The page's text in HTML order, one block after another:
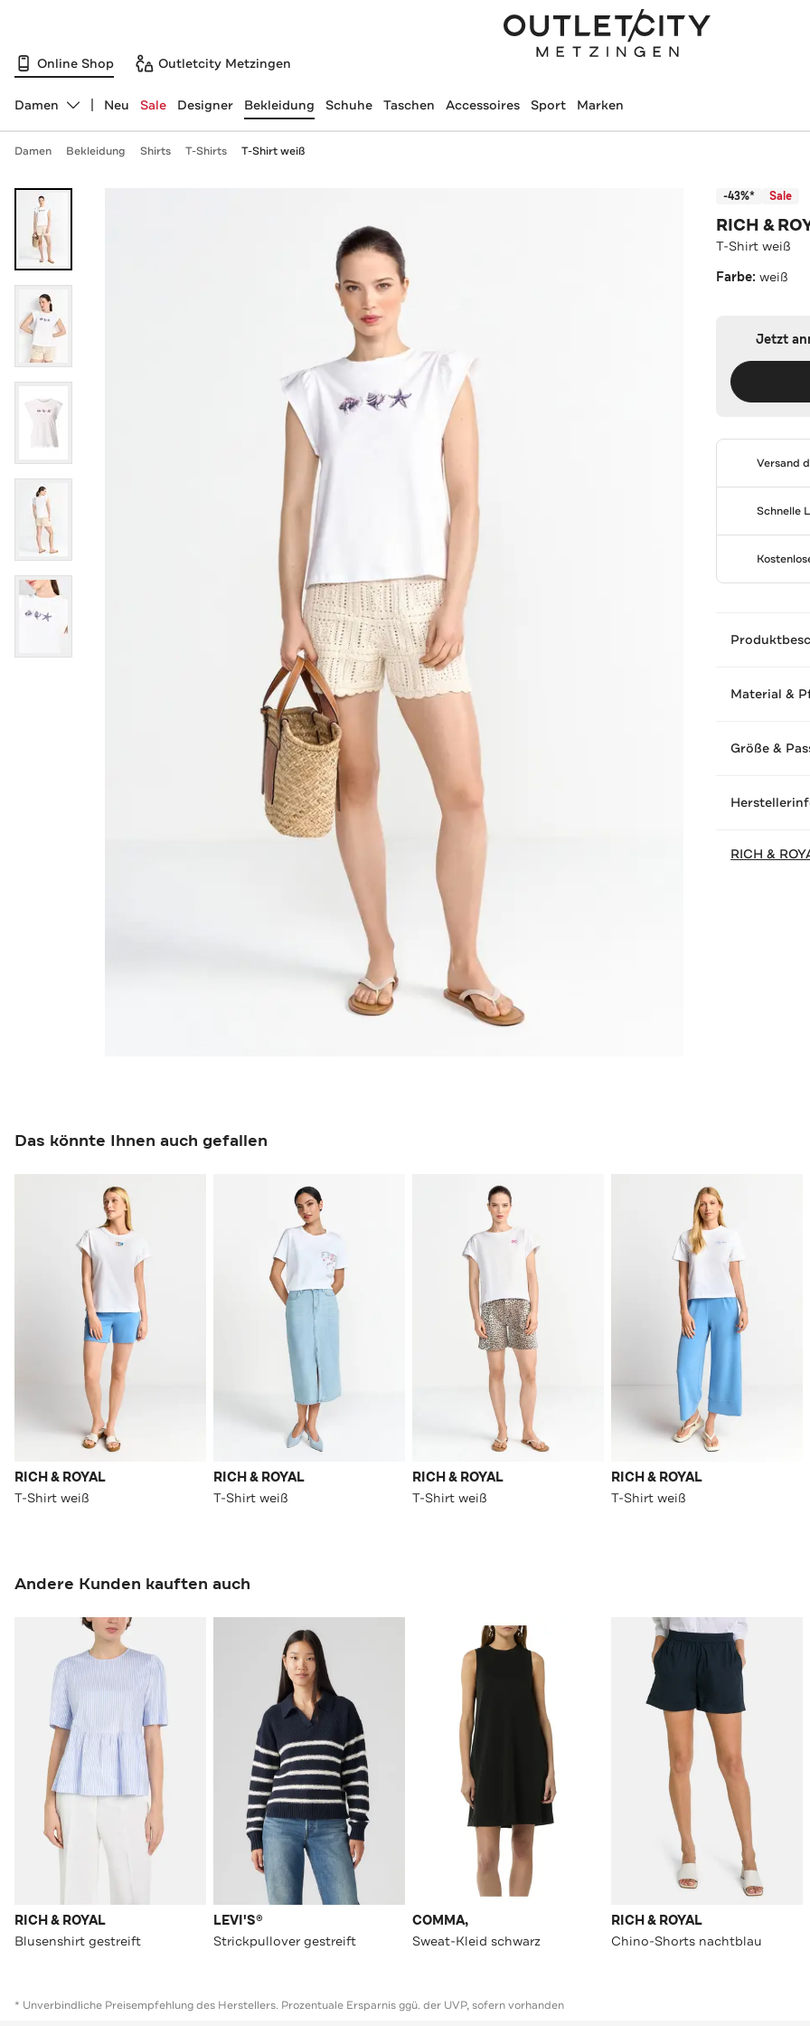
Online Shop Outletcity Metzingen
Abteilung ändern, ausgewählt:
Damen Neu Sale Designer Bekleidung Schuhe Taschen Accessoires Sport Marken
Damen Bekleidung Shirts T-Shirts T-Shirt weiß
-43%* Sale
RICH &
T-Shirt weiß
Farbe:weiß
Jetzt
Versand
Schnelle
Material &
Größe &
RICH &
Das könnte Ihnen auch gefallen
RICH & ROYAL
T-Shirt weiß
RICH & ROYAL
T-Shirt weiß
RICH & ROYAL
T-Shirt weiß
RICH & ROYAL
T-Shirt weiß
Andere Kunden kauften auch
RICH & ROYAL
Blusenshirt gestreift
LEVI'S®
Strickpullover gestreift
COMMA,
Sweat-Kleid schwarz
RICH & ROYAL
Chino-Shorts nachtblau
* Unverbindliche Preisempfehlung des Herstellers. Prozentuale Ersparnis ggü. der UVP, sofern vorhanden